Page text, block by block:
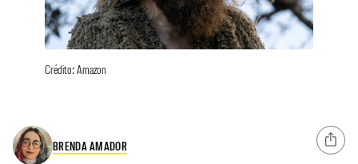
Crédito: Amazon
BRENDA AMADOR